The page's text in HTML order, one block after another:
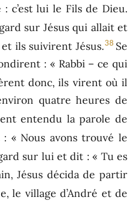
c’est lui le Fils de Dieu.
sur Jésus qui allait et
ils suivirent Jésus.38 Se
: « Rabbi – ce qui
donc, ils virent où il
quatre heures de
entendu la parole de
« Nous avons trouvé le
sur lui et dit : « Tu es
Jésus décida de partir
le village d’André et de